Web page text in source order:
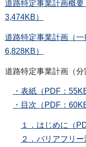
道路特定事業計画概要
3,474KB）
道路特定事業計画（一
6,828KB）
道路特定事業計画（分
・表紙（PDF：
・目次（PDF：
１．はじめに（
２．バリアフリ